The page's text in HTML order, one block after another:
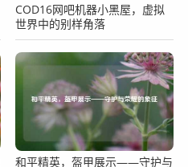
COD16网吧机器小黑屋，虚拟
世界中的别样角落
和平精英，盔甲展示——守护与